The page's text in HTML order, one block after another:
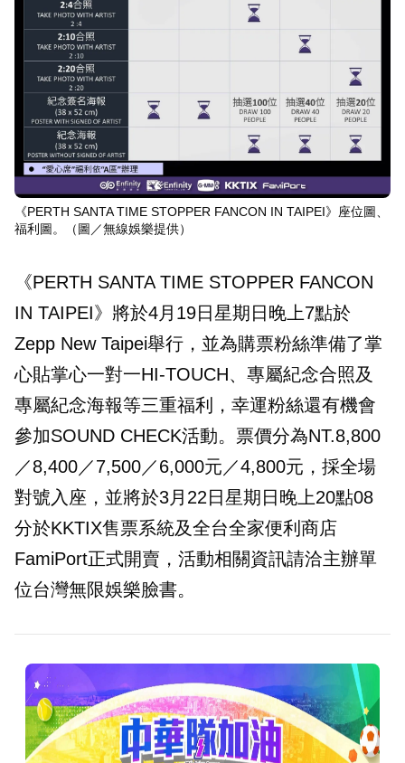
《PERTH SANTA TIME STOPPER FANCON IN TAIPEI》座位圖、
福利圖。（圖／無線娛樂提供）
《PERTH SANTA TIME STOPPER FANCON
IN TAIPEI》將於4月19日星期日晚上7點於
Zepp New Taipei舉行，並為購票粉絲準備了掌
心貼掌心一對一HI-TOUCH、專屬紀念合照及
專屬紀念海報等三重福利，幸運粉絲還有機會
參加SOUND CHECK活動。票價分為NT.8,800
／8,400／7,500／6,000元／4,800元，採全場
對號入座，並將於3月22日星期日晚上20點08
分於KKTIX售票系統及全台全家便利商店
FamiPort正式開賣，活動相關資訊請洽主辦單
位台灣無限娛樂臉書。